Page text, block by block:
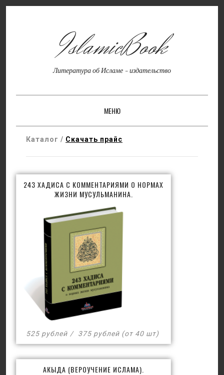
IslamicBook
Литература об Исламе - издательство
МЕНЮ
SKIP TO CONTENT
Каталог / Скачать прайс
243 ХАДИСА С КОММЕНТАРИЯМИ О НОРМАХ
ЖИЗНИ МУСУЛЬМАНИНА.
525 рублей 375 рублей (от 40 шт)
АКЫДА (ВЕРОУЧЕНИЕ ИСЛАМА).